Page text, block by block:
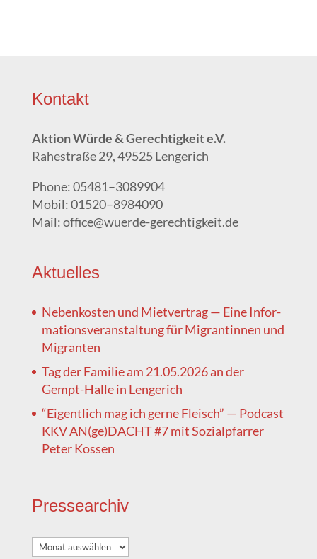
Kon­takt
Akti­on Wür­de & Gerech­tig­keit e.V.
Rahe­stra­ße 29, 49525 Lengerich
Pho­ne: 05481–3089904
Mobil: 01520–8984090
Mail: office@wuerde-gerechtigkeit.de
Aktu­el­les
Neben­kos­ten und Miet­ver­trag — Eine Infor­
ma­ti­ons­ver­an­stal­tung für Migran­tin­nen und
Migranten
Tag der Fami­lie am 21.05.2026 an der
Gempt-Hal­le in Lengerich
“Eigent­lich mag ich ger­ne Fleisch” — Pod­cast
KKV AN(ge)DACHT #7 mit Sozi­al­pfar­rer
Peter Kossen
Pres­se­ar­chiv
Pres­